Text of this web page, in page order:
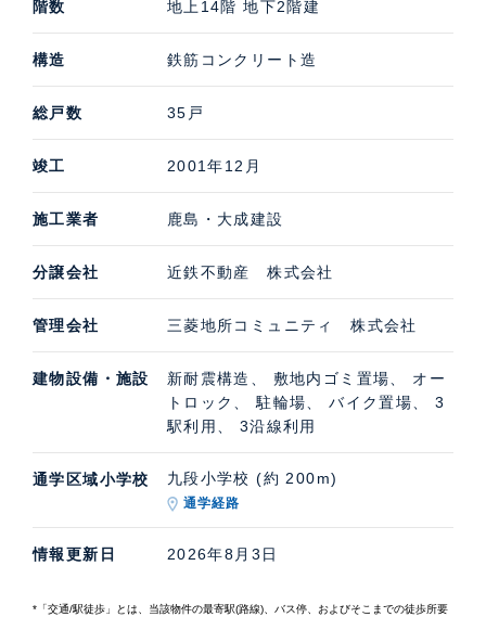
階数 地上14階 地下2階建
構造 鉄筋コンクリート造
総戸数 35戸
竣工 2001年12月
施工業者 鹿島・大成建設
分譲会社 近鉄不動産 株式会社
管理会社 三菱地所コミュニティ 株式会社
建物設備・施設
新耐震構造、 敷地内ゴミ置場、 オー
トロック、 駐輪場、 バイク置場、 3
駅利用、 3沿線利用
通学区域小学校 九段小学校 (約 200m)
通学経路
情報更新日 2026年8月3日
*「交通/駅徒歩」とは、当該物件の最寄駅(路線)、バス停、およびそこまでの徒歩所要